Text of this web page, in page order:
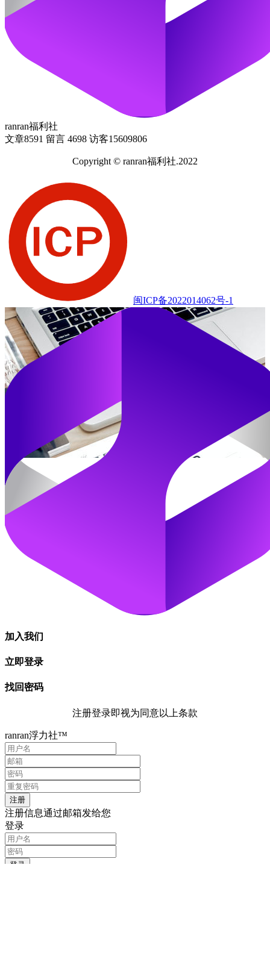
ranran福利社
文章8591 留言 4698 访客15609806
Copyright © ranran福利社.2022
闽ICP备2022014062号-1
加入我们
立即登录
找回密码
注册登录即视为同意以上条款
ranran浮力社™
注册信息通过邮箱发给您
登录